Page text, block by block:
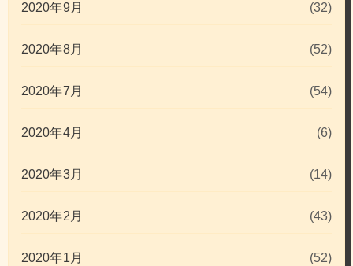
2020年9月 (32)
2020年8月 (52)
2020年7月 (54)
2020年4月 (6)
2020年3月 (14)
2020年2月 (43)
2020年1月 (52)